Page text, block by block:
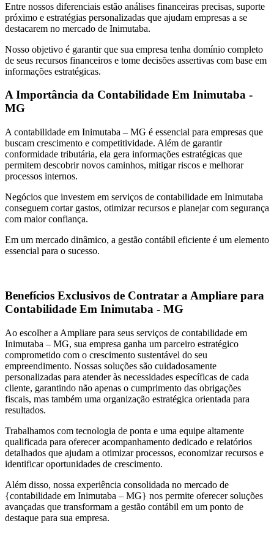
Entre nossos diferenciais estão análises financeiras precisas, suporte
próximo e estratégias personalizadas que ajudam empresas a se
destacarem no mercado de Inimutaba.
Nosso objetivo é garantir que sua empresa tenha domínio completo
de seus recursos financeiros e tome decisões assertivas com base em
informações estratégicas.
A Importância da Contabilidade Em Inimutaba -
MG
A contabilidade em Inimutaba – MG é essencial para empresas que
buscam crescimento e competitividade. Além de garantir
conformidade tributária, ela gera informações estratégicas que
permitem descobrir novos caminhos, mitigar riscos e melhorar
processos internos.
Negócios que investem em serviços de contabilidade em Inimutaba
conseguem cortar gastos, otimizar recursos e planejar com segurança
com maior confiança.
Em um mercado dinâmico, a gestão contábil eficiente é um elemento
essencial para o sucesso.
Benefícios Exclusivos de Contratar a Ampliare para
Contabilidade Em Inimutaba - MG
Ao escolher a Ampliare para seus serviços de contabilidade em
Inimutaba – MG, sua empresa ganha um parceiro estratégico
comprometido com o crescimento sustentável do seu
empreendimento. Nossas soluções são cuidadosamente
personalizadas para atender às necessidades específicas de cada
cliente, garantindo não apenas o cumprimento das obrigações
fiscais, mas também uma organização estratégica orientada para
resultados.
Trabalhamos com tecnologia de ponta e uma equipe altamente
qualificada para oferecer acompanhamento dedicado e relatórios
detalhados que ajudam a otimizar processos, economizar recursos e
identificar oportunidades de crescimento.
Além disso, nossa experiência consolidada no mercado de
{contabilidade em Inimutaba – MG} nos permite oferecer soluções
avançadas que transformam a gestão contábil em um ponto de
destaque para sua empresa.